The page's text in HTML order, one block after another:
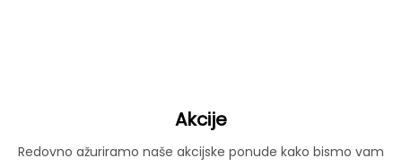
Akcije
Redovno ažuriramo naše akcijske ponude kako bismo vam